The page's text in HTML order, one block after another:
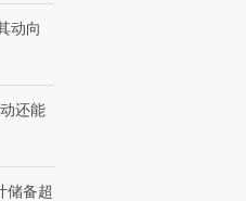
动向
还能
储备超